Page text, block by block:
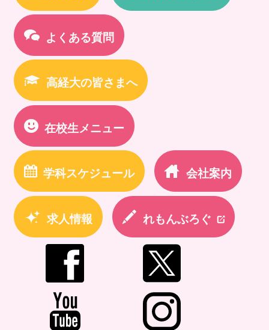
よくある質問
高経大の皆さまへ
在校生メニュー
学科スケジュール 会社案内
求人情報 れもんぶろぐnewtab